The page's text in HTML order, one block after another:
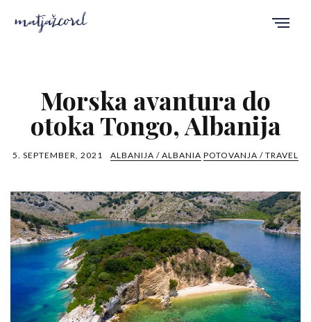
Morska avantura do
otoka Tongo, Albanija
5. SEPTEMBER, 2021 ALBANIJA / ALBANIA POTOVANJA / TRAVEL